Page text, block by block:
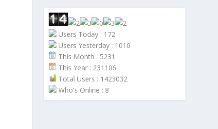
Users Today : 172
Users Yesterday : 1010
This Month : 5231
This Year : 231106
Total Users : 1423032
Who's Online : 8